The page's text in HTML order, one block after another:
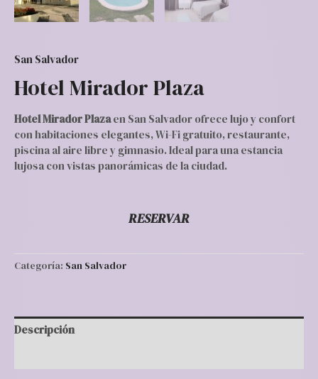
San Salvador
Hotel Mirador Plaza
Hotel Mirador Plazaen San Salvador ofrece lujo y confort
con habitaciones elegantes, Wi-Fi gratuito, restaurante,
piscina al aire libre y gimnasio. Ideal para una estancia
lujosa con vistas panorámicas de la ciudad.
RESERVAR
Categoría: San Salvador
Descripción